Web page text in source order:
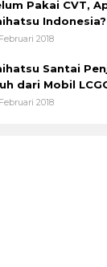
Pakai CVT,
Indonesia?
2018
Santai
dari Mobil
2018